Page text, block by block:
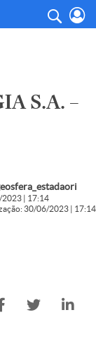
S.A. –
| 17:14
30/06/2023 | 17:14